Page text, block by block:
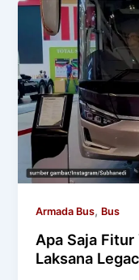
Armada Bus, Bus
Apa Saja Fitur
Laksana